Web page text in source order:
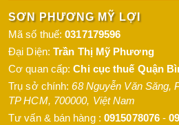
SƠN PHƯƠNG MỸ LỢI
Mã số thuế:0317179596
Đại Diện: Trần Thị Mỹ Phương
Cơ quan cấp:Chi cục thuế Quận
Trụ sở chính:68 Nguyễn Văn Săng,
TP HCM, 700000, Việt Nam
Tư vấn & bán hàng : 0915078076 -